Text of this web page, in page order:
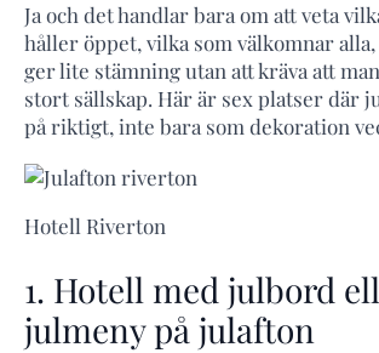
Ja och det handlar bara om att veta
håller öppet, vilka som välkomnar
ger lite stämning utan att kräva att
stort sällskap. Här är sex platser där
på riktigt, inte bara som dekoration
Hotell Riverton
1. Hotell med julbord
julmeny på julafton